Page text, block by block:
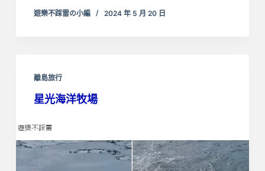
遊樂不踩雷の小編 2024 年 5 月 20 日
離島旅行
星光海洋牧場